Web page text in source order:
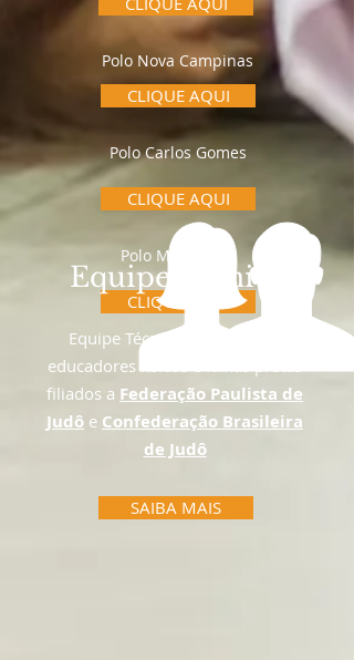
Polo Nova Campinas
CLIQUE AQUI
Polo Carlos Gomes
CLIQUE AQUI
Polo Matosinho
CLIQUE AQUI
Equipe Técnica
Equipe Técnica formada por
educadores físicos e faixas pretas
filiados a Federação Paulista de
Judô e Confederação Brasileira
de Judô
SAIBA MAIS